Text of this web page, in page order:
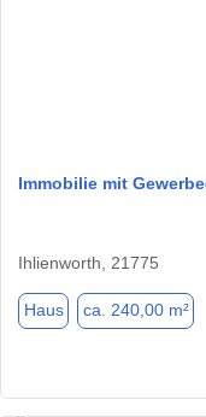
Immobilie mit
Ihlienworth, 21775
Haus ca. 240,00 m²